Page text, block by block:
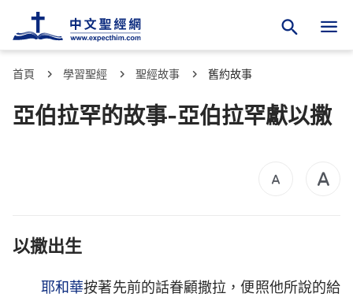
首頁 學習聖經 聖經故事 舊約故事
亞伯拉罕的故事-亞伯拉罕獻以撒
以撒出生
耶和華按著先前的話眷顧撒拉，便照他所說的給